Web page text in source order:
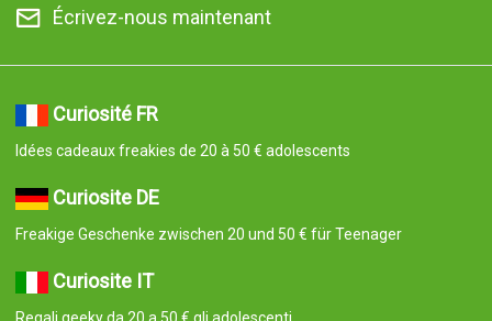
Écrivez-nous maintenant
Curiosité FR
Idées cadeaux freakies de 20 à 50 € adolescents
Curiosite DE
Freakige Geschenke zwischen 20 und 50 € für Teenager
Curiosite IT